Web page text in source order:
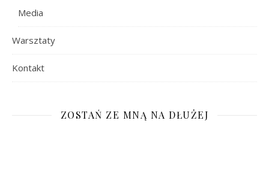
Media
Warsztaty
Kontakt
ZOSTAŃ ZE MNĄ NA DŁUŻEJ